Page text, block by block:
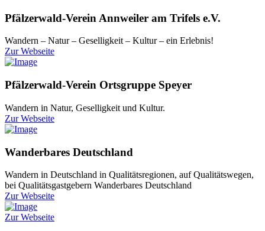
Pfälzerwald-Verein Annweiler am Trifels e.V.
Wandern – Natur – Geselligkeit – Kultur – ein Erlebnis!
Zur Webseite
Pfälzerwald-Verein Ortsgruppe Speyer
Wandern in Natur, Geselligkeit und Kultur.
Zur Webseite
Wanderbares Deutschland
Wandern in Deutschland in Qualitätsregionen, auf Qualitätswegen,
bei Qualitätsgastgebern Wanderbares Deutschland
Zur Webseite
Zur Webseite